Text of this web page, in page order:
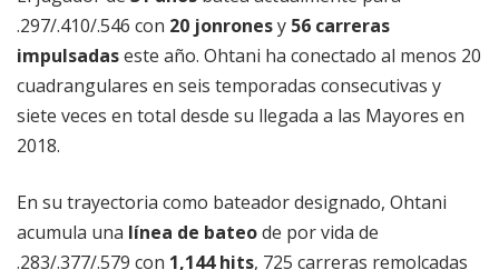
.297/.410/.546 con 20 jonronesy 56 carreras
impulsadaseste año. Ohtani ha conectado al menos 20
cuadrangulares en seis temporadas consecutivas y
siete veces en total desde su llegada a las Mayores en
2018.
En su trayectoria como bateador designado, Ohtani
acumula una línea de bateode por vida de
.283/.377/.579 con 1,144 hits, 725 carreras remolcadas